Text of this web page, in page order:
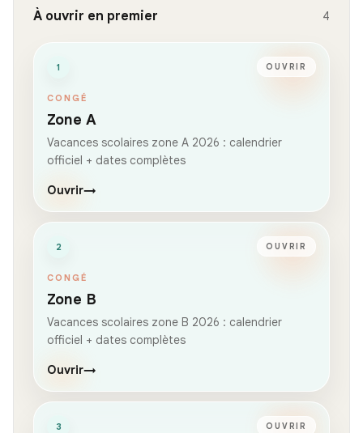
À ouvrir en premier 4
1 OUVRIR
CONGÉ
Zone A
Vacances scolaires zone A 2026 : calendrier
officiel + dates complètes
Ouvrir→
2 OUVRIR
CONGÉ
Zone B
Vacances scolaires zone B 2026 : calendrier
officiel + dates complètes
Ouvrir→
3 OUVRIR